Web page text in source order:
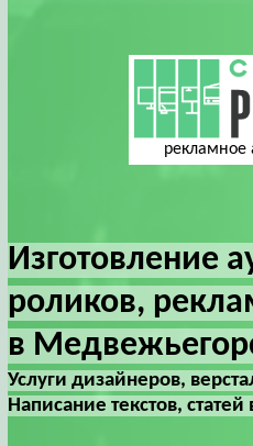
рекламное
Изготовление
роликов,
в
Услуги дизайнеров,
Написание текстов,